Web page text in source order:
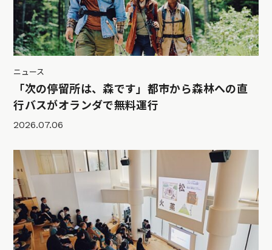
ニュース
「次の停留所は、森です」都市から森林への直
行バスがオランダで無料運行
2026.07.06